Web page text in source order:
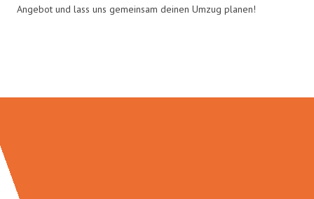
Angebot und lass uns gemeinsam deinen Umzug planen!